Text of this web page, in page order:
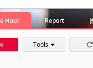
Hour Report
Tools